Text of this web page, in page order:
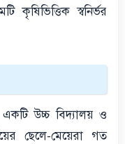
কৃষিভিত্তিক স্বনির্ভর
একটি উচ্চ বিদ্যালয় ও
ছেলে-মেয়েরা গত